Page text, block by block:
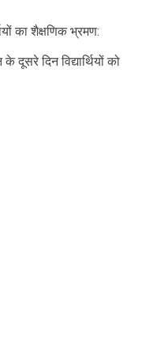
का शैक्षणिक भ्रमण:
दूसरे दिन विद्यार्थियों को